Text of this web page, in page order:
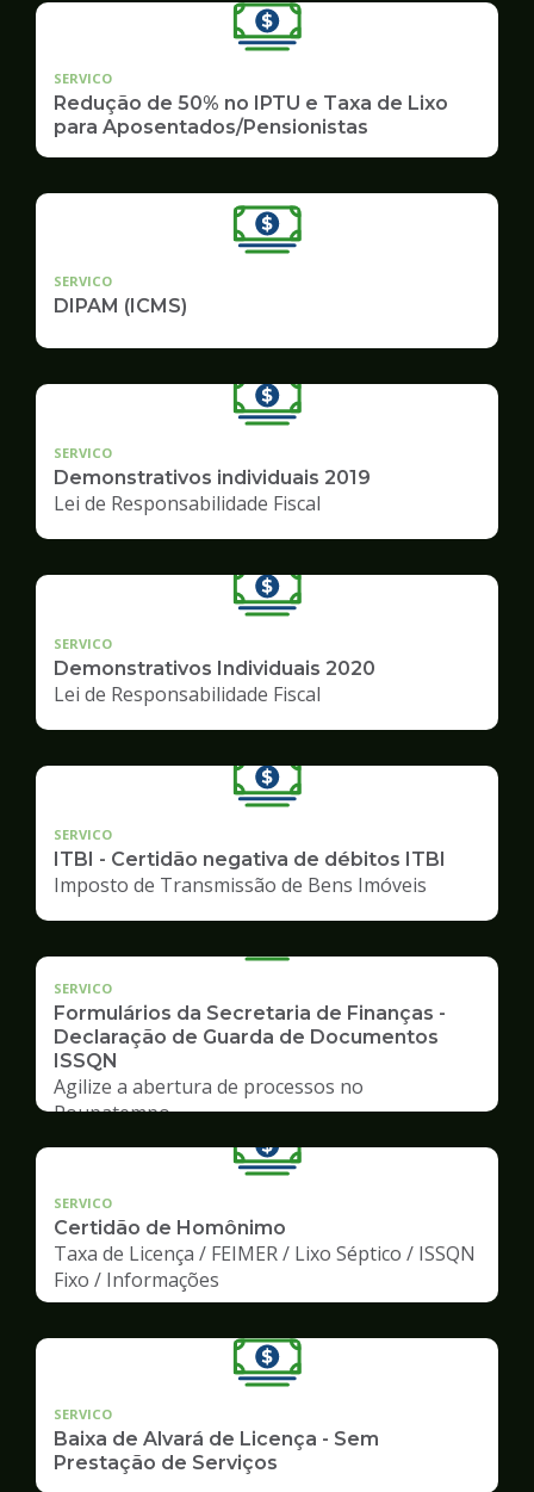
SERVICO
Redução de 50% no IPTU e Taxa de Lixo
para Aposentados/Pensionistas
SERVICO
DIPAM (ICMS)
SERVICO
Demonstrativos individuais 2019
Lei de Responsabilidade Fiscal
SERVICO
Demonstrativos Individuais 2020
Lei de Responsabilidade Fiscal
SERVICO
ITBI - Certidão negativa de débitos ITBI
Imposto de Transmissão de Bens Imóveis
SERVICO
Formulários da Secretaria de Finanças -
Declaração de Guarda de Documentos
ISSQN
Agilize a abertura de processos no
Poupatempo
SERVICO
Certidão de Homônimo
Taxa de Licença / FEIMER / Lixo Séptico / ISSQN
Fixo / Informações
SERVICO
Baixa de Alvará de Licença - Sem
Prestação de Serviços